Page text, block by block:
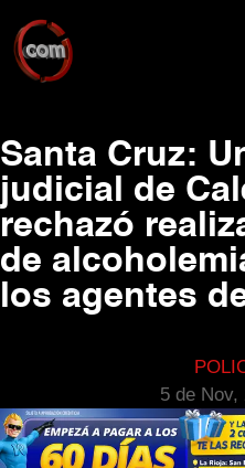
Santa Cruz:
judicial de
rechazó
de
los agentes
5 de Nov,